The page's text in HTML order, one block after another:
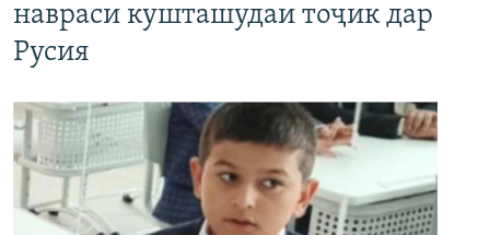
навраси кушташудаи тоҷик дар
Русия